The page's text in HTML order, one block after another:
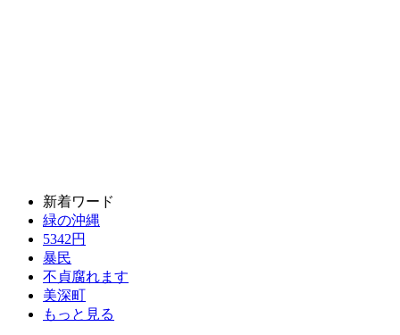
新着ワード
緑の沖縄
5342円
暴民
不貞腐れます
美深町
もっと見る